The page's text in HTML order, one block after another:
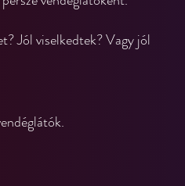
Jól viselkedtek? Vagy jól